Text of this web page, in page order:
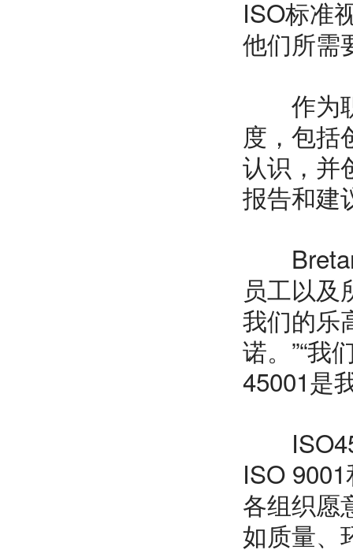
ISO标准
他们所需
作为职
度，包括
认识，并
报告和建
员工以
我们的乐
诺。”“我
45001是
ISO
各组织愿
如质量、